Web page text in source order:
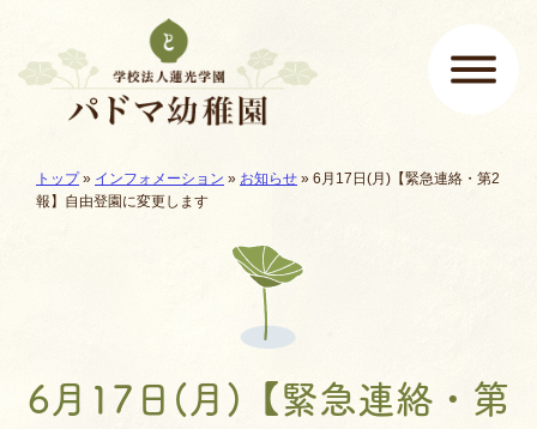
メインメニュー
ここから本文です。
現在地:
トップ» インフォメーション » お知らせ » 6月17日(月)【緊急連絡・第2
報】自由登園に変更します
6月17日(月)【緊急連絡・第